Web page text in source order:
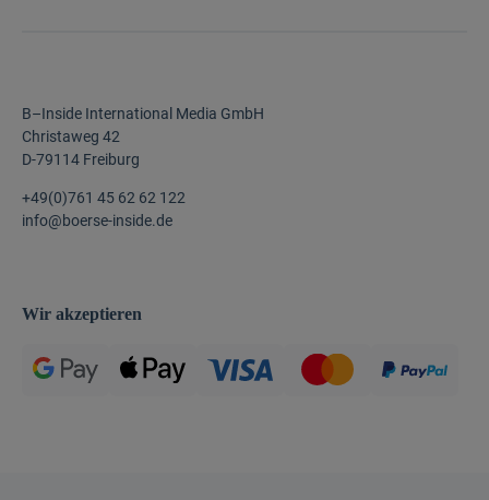
B–Inside International Media GmbH
Christaweg 42
D-79114 Freiburg
+49(0)761 45 62 62 122
info@boerse-inside.de
Wir akzeptieren